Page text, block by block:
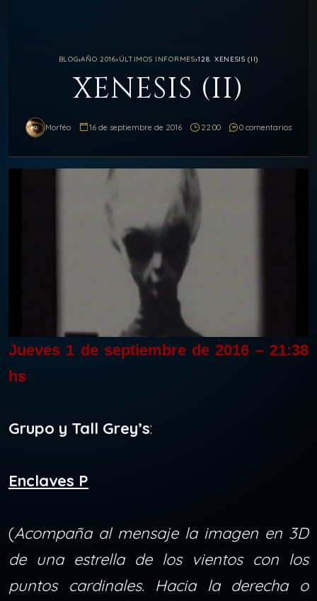
BLOG›AÑO 2016› ÚLTIMOS INFORMES›128. XENESIS (II)
XENESIS (II)
Morféo 16 de septiembre de 2016 22:00 0 comentarios
Jueves 1 de septiembre de 2016 – 21:38
hs
Grupo y Tall Grey’s:
Enclaves P
(Acompaña al mensaje la imagen en 3D
de una estrella de los vientos con los
puntos cardinales. Hacia la derecha o